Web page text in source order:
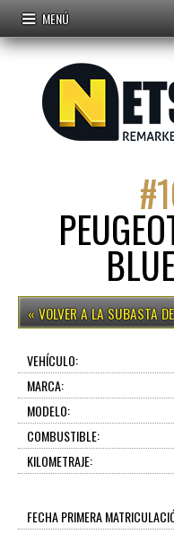
MENÚ
#
VEHÍCULO:
MARCA:
MODELO:
COMBUSTIBLE:
KILOMETRAJE:
FECHA PRIMERA